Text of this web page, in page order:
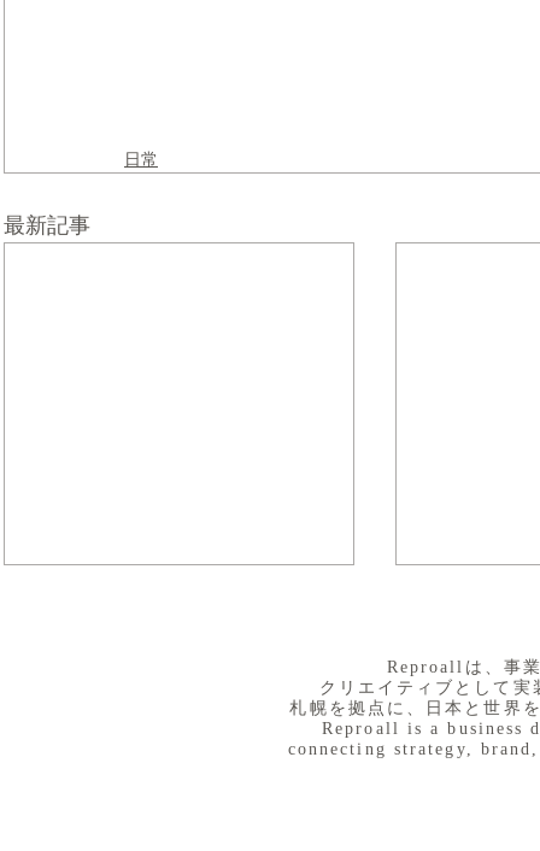
日常
最新記事
​Reproallは、事
クリエイティブとして
札幌を拠点に、日本と世界
Reproall is a business
connecting strategy,